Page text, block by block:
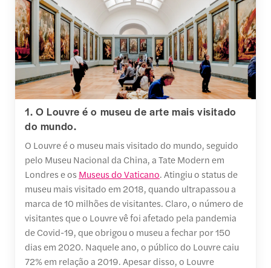
1. O Louvre é o museu de arte mais visitado
do mundo.
O Louvre é o museu mais visitado do mundo, seguido
pelo Museu Nacional da China, a Tate Modern em
Londres e os Museus do Vaticano. Atingiu o status de
museu mais visitado em 2018, quando ultrapassou a
marca de 10 milhões de visitantes. Claro, o número de
visitantes que o Louvre vê foi afetado pela pandemia
de Covid-19, que obrigou o museu a fechar por 150
dias em 2020. Naquele ano, o público do Louvre caiu
72% em relação a 2019. Apesar disso, o Louvre